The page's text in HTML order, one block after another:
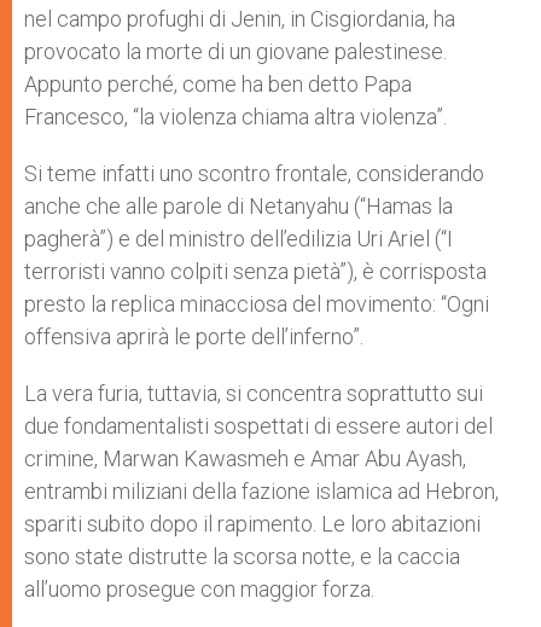
nel campo profughi di Jenin, in Cisgiordania, ha
provocato la morte di un giovane palestinese.
Appunto perché, come ha ben detto Papa
Francesco, “la violenza chiama altra violenza”.
Si teme infatti uno scontro frontale, considerando
anche che alle parole di Netanyahu (“Hamas la
pagherà”) e del ministro dell’edilizia Uri Ariel (“I
terroristi vanno colpiti senza pietà”), è corrisposta
presto la replica minacciosa del movimento: “Ogni
offensiva aprirà le porte dell’inferno”.
La vera furia, tuttavia, si concentra soprattutto sui
due fondamentalisti sospettati di essere autori del
crimine, Marwan Kawasmeh e Amar Abu Ayash,
entrambi miliziani della fazione islamica ad Hebron,
spariti subito dopo il rapimento. Le loro abitazioni
sono state distrutte la scorsa notte, e la caccia
all’uomo prosegue con maggior forza.